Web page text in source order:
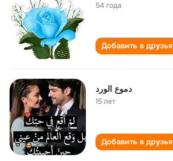
54 года
Добавить в друзья
دموع الورد
15 лет
Добавить в друзья